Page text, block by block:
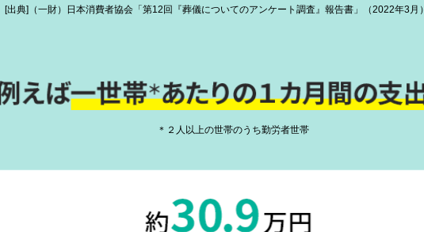
[出典]（一財）日本消費者協会「第12回『葬儀についてのアンケート調査』報告書」（2022年3月）
＊２人以上の世帯のうち勤労者世帯